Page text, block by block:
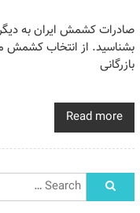
صادرات کشمش ایران به
بشناسید. از انتخاب کشمش
بازرگانی
Read more